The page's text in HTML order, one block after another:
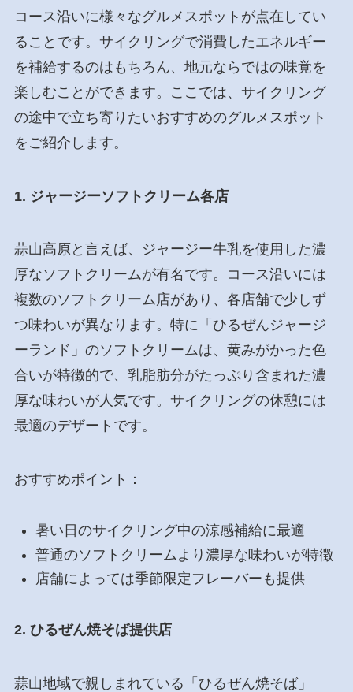
コース沿いに様々なグルメスポットが点在してい
ることです。サイクリングで消費したエネルギー
を補給するのはもちろん、地元ならではの味覚を
楽しむことができます。ここでは、サイクリング
の途中で立ち寄りたいおすすめのグルメスポット
をご紹介します。
1. ジャージーソフトクリーム各店
蒜山高原と言えば、ジャージー牛乳を使用した濃
厚なソフトクリームが有名です。コース沿いには
複数のソフトクリーム店があり、各店舗で少しず
つ味わいが異なります。特に「ひるぜんジャージ
ーランド」のソフトクリームは、黄みがかった色
合いが特徴的で、乳脂肪分がたっぷり含まれた濃
厚な味わいが人気です。サイクリングの休憩には
最適のデザートです。
おすすめポイント：
暑い日のサイクリング中の涼感補給に最適
普通のソフトクリームより濃厚な味わいが特徴
店舗によっては季節限定フレーバーも提供
2. ひるぜん焼そば提供店
蒜山地域で親しまれている「ひるぜん焼そば」